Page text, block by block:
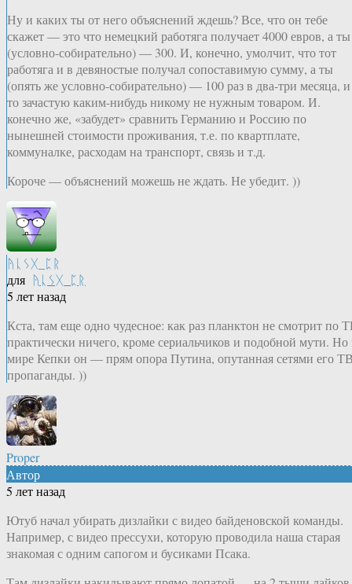
Ну и каких ты от него объяснений ждешь? Все, что он тебе
скажет — это что немецкий работяга получает 4000 евров, а ты
(условно-собирательно) — 300. И, конечно, умолчит, что тот
работяга и в девяностые получал сопоставимую сумму, а ты
(опять же условно-собирательно) — 100 раз в два-три месяца, и
то зачастую каким-нибудь никому не нужным товаром. И.
конечно же, «забудет» сравнить Германию и Россию по
нынешней стоимости проживания, т.е. по квартплате,
коммуналке, расходам на транспорт, связь и т.д.
Короче — объяснений можешь не ждать. Не убедит. ))
ᚤᚳᛊᚷ_ᛈᚱ
для ᚤᚳᛊᚷ_ᛈᚱ
5 лет назад
Кста, там еще одно чудесное: как раз планктон не смотрит по
практически ничего, кроме сериальчиков и подобной мути. Но
мире Кепки он — прям опора Путина, опутанная сетями его
пропаганды. ))
Proper
Автор
5 лет назад
Ютуб начал убирать дизлайки с видео байденовской команды.
Например, с видео прессухи, которую проводила наша старая
знакомая с одним сапогом и бусиками Псака.